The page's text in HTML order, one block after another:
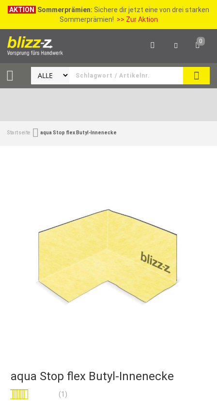
AKTION Sommerprämien: Sichere dir jetzt eine von drei starken
Sommerprämien! >> Zur Aktion
0
Startseite aqua Stop flex Butyl-Innenecke
aqua Stop flex Butyl-Innenecke
Bewertung: (1)